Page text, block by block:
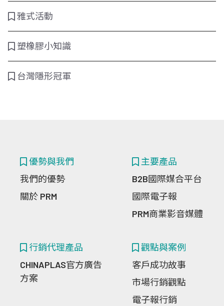
雅式活動
塑橡膠小知識
台灣隱形冠軍
優勢與我們
我們的優勢
關於 PRM
主要產品
B2B國際媒合平台
國際電子報
PRM商業影音媒體
行銷代理產品
CHINAPLAS官方廣告
方案
觀點與案例
客戶成功故事
市場行銷觀點
電子報行銷